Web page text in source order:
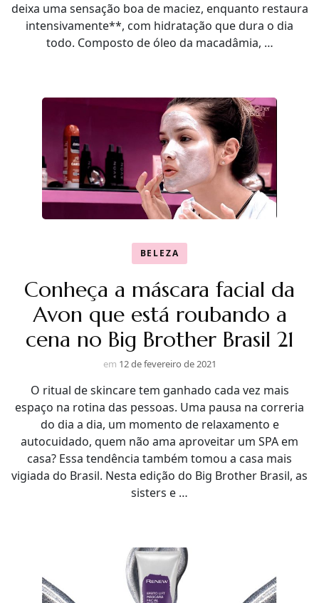
deixa uma sensação boa de maciez, enquanto restaura
intensivamente**, com hidratação que dura o dia
todo. Composto de óleo da macadâmia, …
BELEZA
Conheça a máscara facial da
Avon que está roubando a
cena no Big Brother Brasil 21
em 12 de fevereiro de 2021
O ritual de skincare tem ganhado cada vez mais
espaço na rotina das pessoas. Uma pausa na correria
do dia a dia, um momento de relaxamento e
autocuidado, quem não ama aproveitar um SPA em
casa? Essa tendência também tomou a casa mais
vigiada do Brasil. Nesta edição do Big Brother Brasil, as
sisters e …